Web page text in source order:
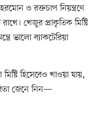
ও রক্তচাপ নিয়ন্ত্রণে
খেজুর প্রাকৃতিক মিষ্টি
ভালো ব্যাকটেরিয়া
হিসেবেও খাওয়া যায়,
জেনে নিন—